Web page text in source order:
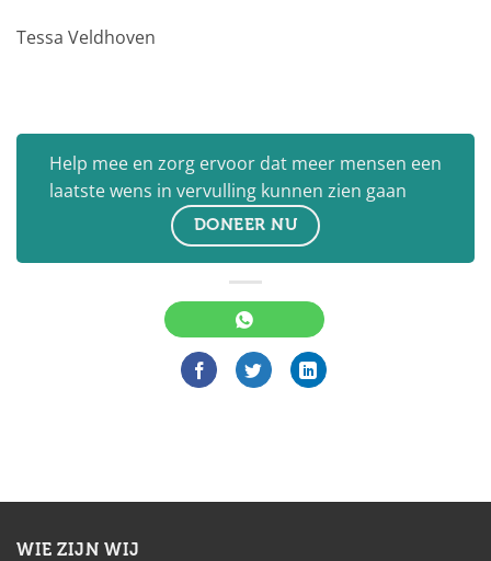
Tessa Veldhoven
Help mee en zorg ervoor dat meer mensen een
laatste wens in vervulling kunnen zien gaan
DONEER NU
WIE ZIJN WIJ